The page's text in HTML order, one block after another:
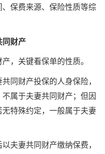
保费来源、保险性质等综
同财产
，关键看保单的性质。
同财产投保的人身保险，
属于夫妻共同财产；但因
特殊约定，一般属于夫妻
夫妻共同财产缴纳保费，